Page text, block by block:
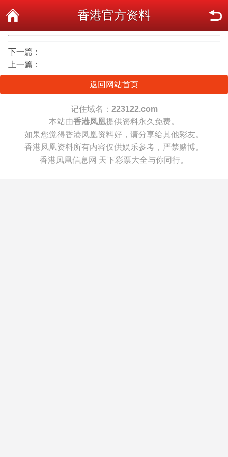
香港官方资料
下一篇：
上一篇：
返回网站首页
记住域名： 223122.com
本站由香港凤凰提供资料永久免费。
如果您觉得香港凤凰资料好，请分享给其他彩友。
香港凤凰资料所有内容仅供娱乐参考，严禁赌博。
香港凤凰信息网 天下彩票大全与你同行。